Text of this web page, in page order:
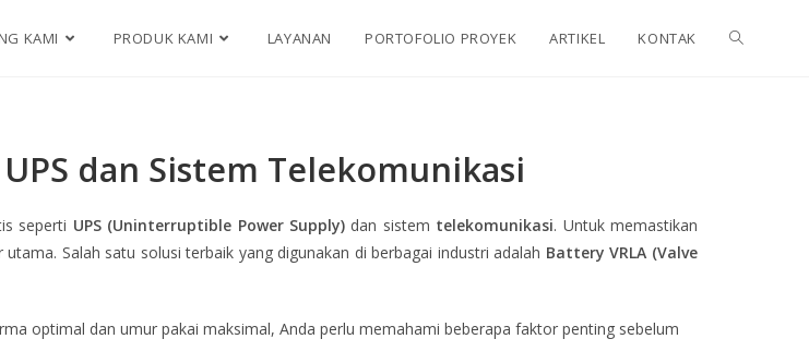
KAMI PRODUK KAMI LAYANAN PORTOFOLIO PROYEK ARTIKEL KONTAK
dan Sistem Telekomunikasi
seperti UPS (Uninterruptible Power Supply) dan sistem telekomunikasi. Untuk memastikan
Salah satu solusi terbaik yang digunakan di berbagai industri adalah Battery VRLA (Valve
optimal dan umur pakai maksimal, Anda perlu memahami beberapa faktor penting sebelum